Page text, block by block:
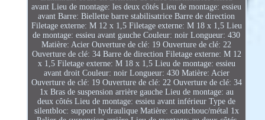
avant Lieu de montage: les deux côtés Lieu de montage: essieu
avant Barre: Biellette barre stabilisatrice Barre de direction
Filetage externe: M 12 x 1,5 Filetage externe: M 18 x 1,5 Lieu
de montage: essieu avant gauche Couleur: noir Longueur: 430
Matière: Acier Ouverture de clé: 19 Ouverture de clé: 22
Ouverture de clé: 34 Barre de direction Filetage externe: M 12
x 1,5 Filetage externe: M 18 x 1,5 Lieu de montage: essieu
avant droit Couleur: noir Longueur: 430 Matière: Acier
Ouverture de clé: 19 Ouverture de clé: 22 Ouverture de clé: 34
1x Bras de suspension arrière gauche Lieu de montage: au
deux côtés Lieu de montage: essieu avant inférieur Type de
silentbloc: support hydraulique Matière: caoutchouc/métal 1x